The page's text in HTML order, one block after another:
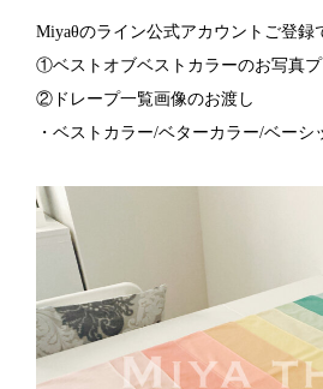
Miyaθのライン公式アカウントご登録
①ベストオブベストカラーのお写真プ
②ドレープ一覧画像のお渡し
・ベストカラー/ベターカラー/ベーシ